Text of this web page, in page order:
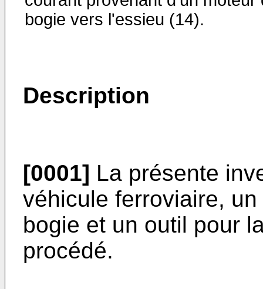
bogie vers l'essieu (14).
Description
[0001] La présente
véhicule ferroviaire,
bogie et un outil pour
procédé.